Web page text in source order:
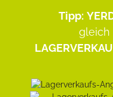
Tipp:
gleich